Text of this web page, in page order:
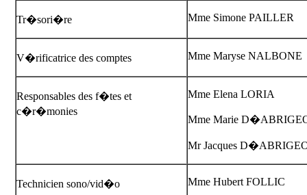
Tr�sori�re Mme Simone PAILLER
V�rificatrice des comptes Mme Maryse NALBONE
Responsables des f�tes et
c�r�monies
Mme Elena LORIA
Mme Marie
Mr Jacques
Technicien sono/vid�o Mme Hubert FOLLIC